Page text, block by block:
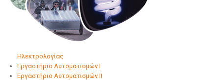
Ηλεκτρολογίας
Εργαστήριο Αυτοματισμών Ι
Εργαστήριο Αυτοματισμών ΙΙ